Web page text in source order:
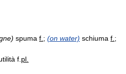
spuma f. ; (on water) schiuma f. ;
f. pl.